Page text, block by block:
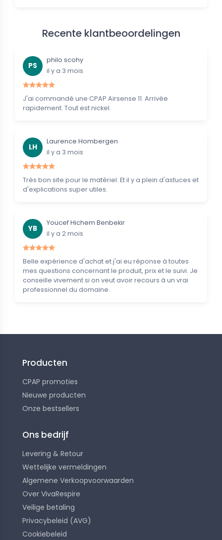
Recente klantbeoordelingen
PS
philo scohy
il y a 3 mois
J'ai commandé une CPAP Airsense 11. Arrivée
rapidement. Tout est nickel.
LH
Laurence Hombergen
il y a 3 mois
Très bon site pour le matériel. Et il y a plein d'astuces et
d'explications super utiles.
YB
Youcef Hichem Benbekir
il y a 2 mois
Belle expérience d'achat et j'ai eu réponse à toutes
mes questions concernant le produit, prix et le suivi. Je
conseille vivement si on veut avoir recours à un vrai
professionnel du domaine.
Producten
CPAP promoties
Nieuwe producten
Onze bestsellers
Ons bedrijf
Levering & Retour
Wettelijke vermeldingen
Algemene Verkoopvoorwaarden
Over VivaRespire
Veilige betaling
Privacybeleid (AVG)
Cookiebeleid